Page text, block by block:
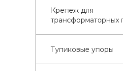
Крепеж для
трансформаторных
Тупиковые упоры